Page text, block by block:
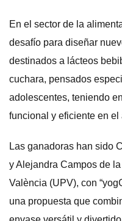
En el sector de la
desafío para diseñar
destinados a lácteos
cuchara, pensados
adolescentes, teniendo
funcional y eficiente en
Las ganadoras han sido
y Alejandra Campos de
València (UPV), con
una propuesta que